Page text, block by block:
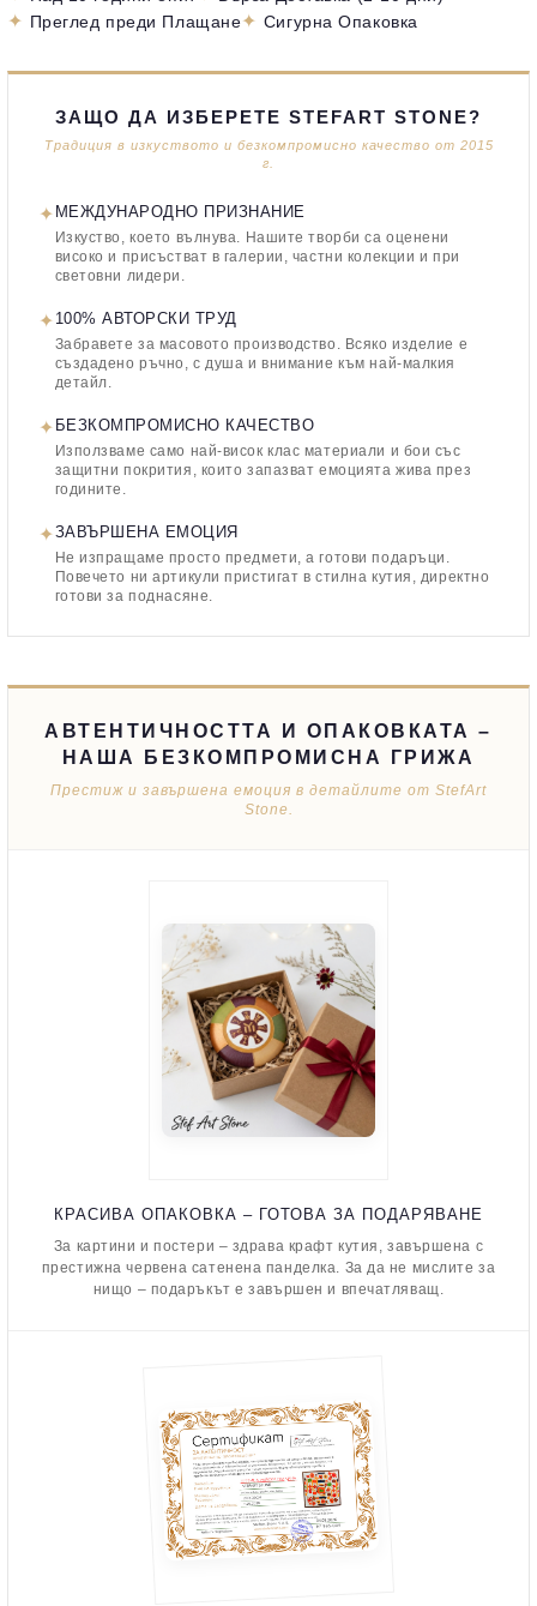
✦ Преглед преди Плащане✦ Сигурна Опаковка
ЗАЩО ДА ИЗБЕРЕТЕ STEFART STONE?
Традиция в изкуството и безкомпромисно качество от 2015
г.
✦ МЕЖДУНАРОДНО ПРИЗНАНИЕ
Изкуство, което вълнува. Нашите творби са оценени
високо и присъстват в галерии, частни колекции и при
световни лидери.
✦ 100% АВТОРСКИ ТРУД
Забравете за масовото производство. Всяко изделие е
създадено ръчно, с душа и внимание към най-малкия
детайл.
✦ БЕЗКОМПРОМИСНО КАЧЕСТВО
Използваме само най-висок клас материали и бои със
защитни покрития, които запазват емоцията жива през
годините.
✦ЗАВЪРШЕНА ЕМОЦИЯ
Не изпращаме просто предмети, а готови подаръци.
Повечето ни артикули пристигат в стилна кутия, директно
готови за поднасяне.
АВТЕНТИЧНОСТТА И ОПАКОВКАТА –
НАША БЕЗКОМПРОМИСНА ГРИЖА
Престиж и завършена емоция в детайлите от StefArt
Stone.
КРАСИВА ОПАКОВКА – ГОТОВА ЗА ПОДАРЯВАНЕ
За картини и постери – здрава крафт кутия, завършена с
престижна червена сатенена панделка. За да не мислите за
нищо – подаръкът е завършен и впечатляващ.